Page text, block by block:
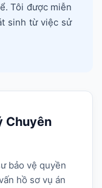
Tôi được miễn
sinh từ việc sử
Chuyên
bảo vệ quyền
hồ sơ vụ án